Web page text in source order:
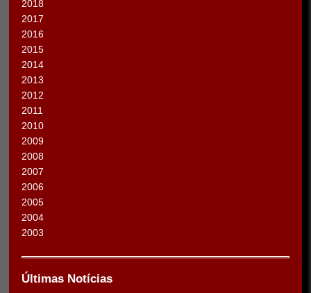
2018
2017
2016
2015
2014
2013
2012
2011
2010
2009
2008
2007
2006
2005
2004
2003
Últimas Notícias